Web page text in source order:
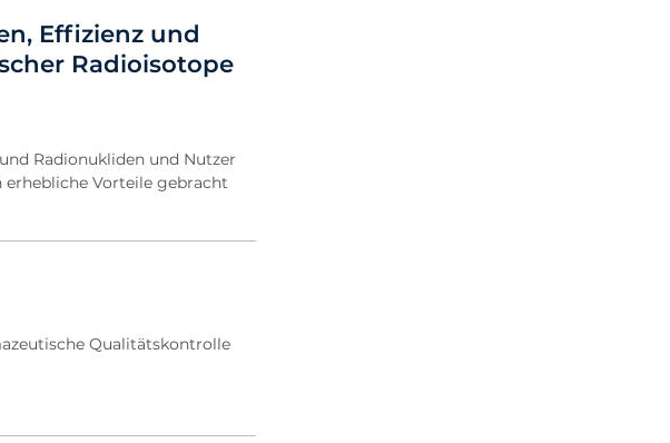
Effizienz und
Radioisotope
Radionukliden und Nutzer
erhebliche Vorteile gebracht
Qualitätskontrolle